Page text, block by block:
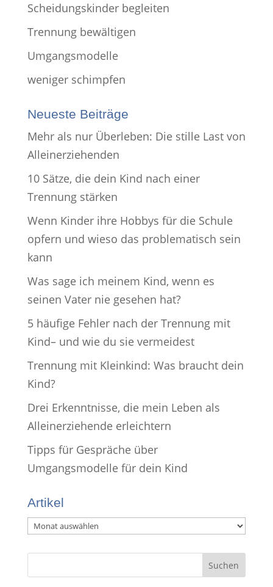
Scheidungskinder begleiten
Trennung bewältigen
Umgangsmodelle
weniger schimpfen
Neueste Beiträge
Mehr als nur Überleben: Die stille Last von
Alleinerziehenden
10 Sätze, die dein Kind nach einer
Trennung stärken
Wenn Kinder ihre Hobbys für die Schule
opfern und wieso das problematisch sein
kann
Was sage ich meinem Kind, wenn es
seinen Vater nie gesehen hat?
5 häufige Fehler nach der Trennung mit
Kind– und wie du sie vermeidest
Trennung mit Kleinkind: Was braucht dein
Kind?
Drei Erkenntnisse, die mein Leben als
Alleinerziehende erleichtern
Tipps für Gespräche über
Umgangsmodelle für dein Kind
Artikel
Artikel